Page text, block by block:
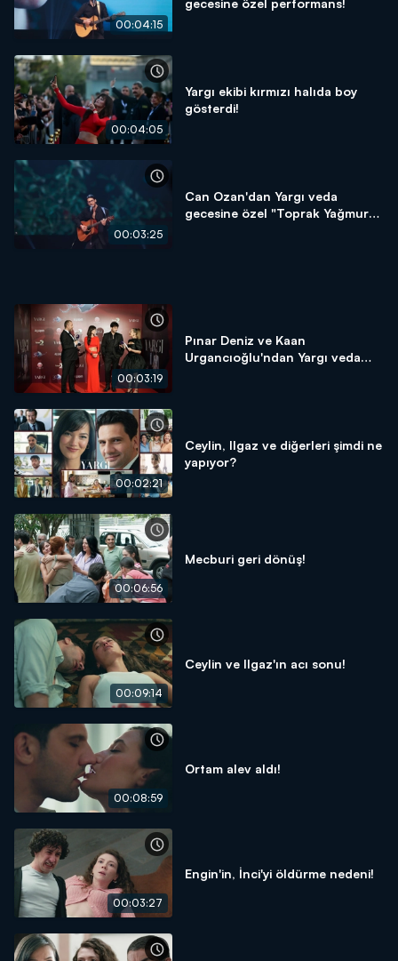
00:04:15
gecesine özel performans!
00:04:05
Yargı ekibi kırmızı halıda boy
gösterdi!
00:03:25
Can Ozan'dan Yargı veda
gecesine özel "Toprak Yağmura"
00:03:19
Pınar Deniz ve Kaan
Urgancıoğlu'ndan Yargı veda
00:02:21
Ceylin, Ilgaz ve diğerleri şimdi ne
yapıyor?
00:06:56
Mecburi geri dönüş!
00:09:14
Ceylin ve Ilgaz'ın acı sonu!
00:08:59
Ortam alev aldı!
00:03:27
Engin'in, İnci'yi öldürme nedeni!